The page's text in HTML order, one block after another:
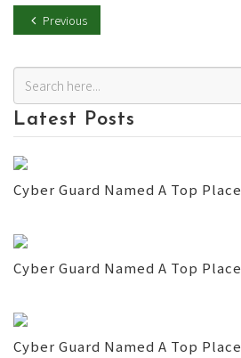
Previous
Latest Posts
Cyber Guard Named A Top Place
Cyber Guard Named A Top Place
Cyber Guard Named A Top Place